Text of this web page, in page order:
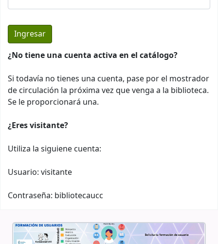
¿No tiene una cuenta activa en el catálogo?
Si todavía no tienes una cuenta, pase por el mostrador
de circulación la próxima vez que venga a la biblioteca.
Se le proporcionará una.
¿Eres visitante?
Utiliza la siguiene cuenta:
Usuario: visitante
Contraseña: bibliotecaucc